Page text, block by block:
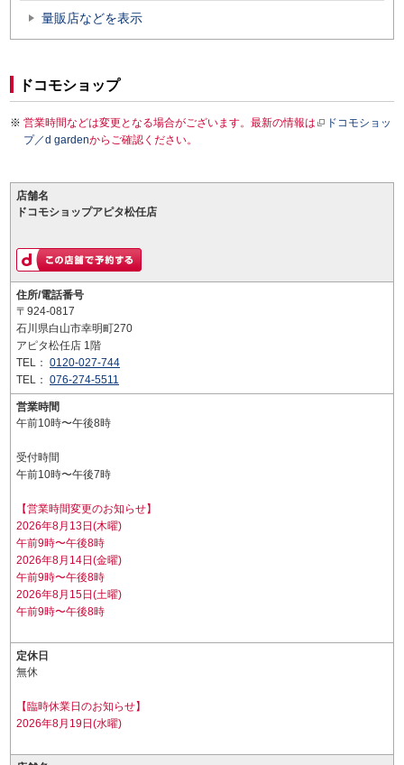
量販店などを表示
ドコモショップ
営業時間などは変更となる場合がございます。最新の情報は
ドコモショッ
プ／d gardenからご確認ください。
店舗名
ドコモショップアピタ松任店
住所/電話番号
〒924-0817
石川県白山市幸明町270
アピタ松任店 1階
TEL： 0120-027-744
TEL： 076-274-5511
営業時間
午前10時〜午後8時
受付時間
午前10時〜午後7時
【営業時間変更のお知らせ】
2026年8月13日(木曜)
午前9時〜午後8時
2026年8月14日(金曜)
午前9時〜午後8時
2026年8月15日(土曜)
午前9時〜午後8時
定休日
無休
【臨時休業日のお知らせ】
2026年8月19日(水曜)